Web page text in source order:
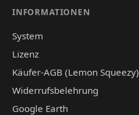
INFORMATIONEN
System
Lizenz
Käufer-AGB (Lemon Squeezy)
Widerrufsbelehrung
Google Earth